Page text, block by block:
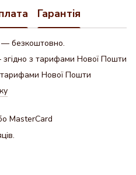
Гарантія
— безкоштовно.
з тарифами Нової Пошти
Нової Пошти
MasterCard